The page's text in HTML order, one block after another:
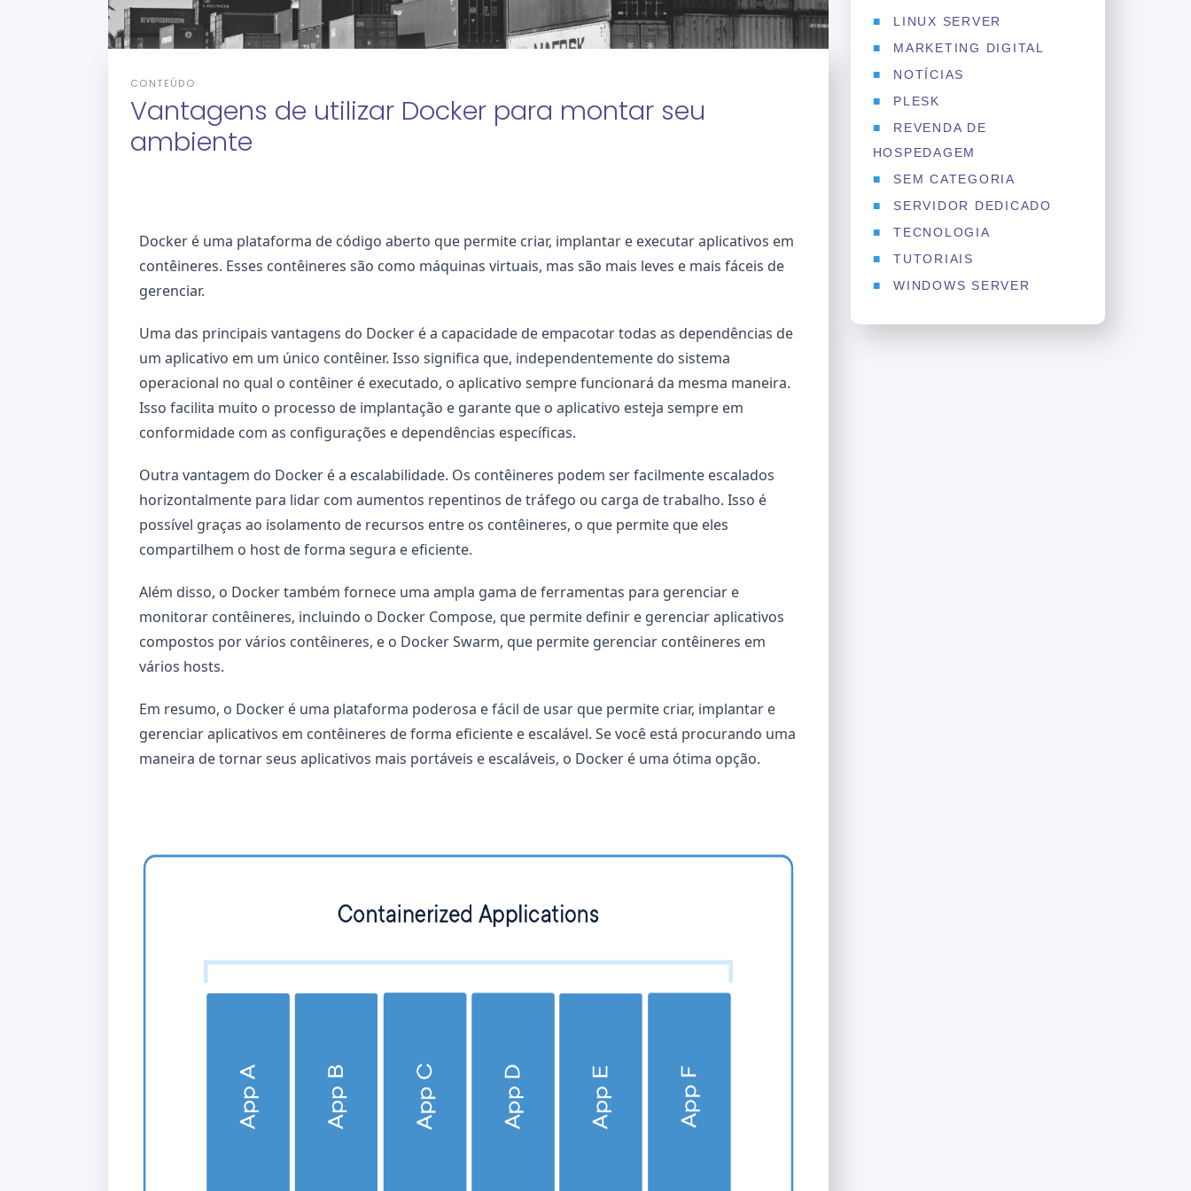
CONTEÚDO
Vantagens de utilizar Docker para montar seu
ambiente
Docker é uma plataforma de código aberto que permite criar, implantar e executar aplicativos em
contêineres. Esses contêineres são como máquinas virtuais, mas são mais leves e mais fáceis de
gerenciar.
Uma das principais vantagens do Docker é a capacidade de empacotar todas as dependências de
um aplicativo em um único contêiner. Isso significa que, independentemente do sistema
operacional no qual o contêiner é executado, o aplicativo sempre funcionará da mesma maneira.
Isso facilita muito o processo de implantação e garante que o aplicativo esteja sempre em
conformidade com as configurações e dependências específicas.
Outra vantagem do Docker é a escalabilidade. Os contêineres podem ser facilmente escalados
horizontalmente para lidar com aumentos repentinos de tráfego ou carga de trabalho. Isso é
possível graças ao isolamento de recursos entre os contêineres, o que permite que eles
compartilhem o host de forma segura e eficiente.
Além disso, o Docker também fornece uma ampla gama de ferramentas para gerenciar e
monitorar contêineres, incluindo o Docker Compose, que permite definir e gerenciar aplicativos
compostos por vários contêineres, e o Docker Swarm, que permite gerenciar contêineres em
vários hosts.
Em resumo, o Docker é uma plataforma poderosa e fácil de usar que permite criar, implantar e
gerenciar aplicativos em contêineres de forma eficiente e escalável. Se você está procurando uma
maneira de tornar seus aplicativos mais portáveis e escaláveis, o Docker é uma ótima opção.
LINUX SERVER
MARKETING DIGITAL
NOTÍCIAS
PLESK
REVENDA DE
HOSPEDAGEM
SEM CATEGORIA
SERVIDOR DEDICADO
TECNOLOGIA
TUTORIAIS
WINDOWS SERVER